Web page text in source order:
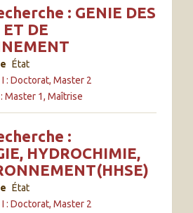
: GENIE DES
ET DE
État
I : Doctorat, Master 2
: Master 1, Maîtrise
:
HYDROCHIMIE,
État
I : Doctorat, Master 2